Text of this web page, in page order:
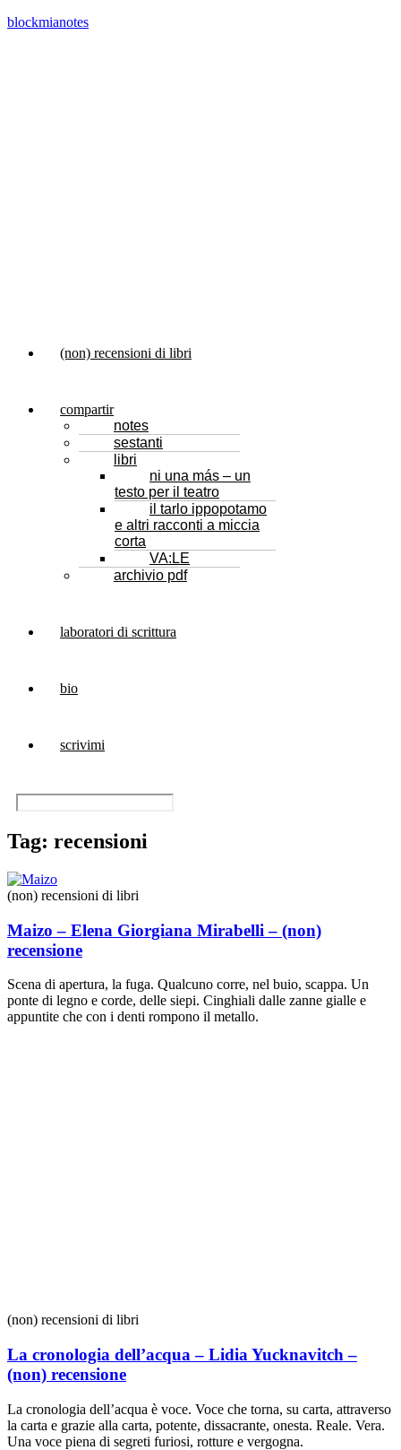
blockmianotes
Menu (non) recensioni di libri
compartir
notes
sestanti
libri
ni una más – un
testo per il teatro
il tarlo ippopotamo
e altri racconti a miccia
corta
VA:LE
archivio pdf
laboratori di scrittura
bio
scrivimi
Tag: recensioni
(non) recensioni di libri
Maizo – Elena Giorgiana Mirabelli – (non)
recensione
Scena di apertura, la fuga. Qualcuno corre, nel buio, scappa. Un
ponte di legno e corde, delle siepi. Cinghiali dalle zanne gialle e
appuntite che con i denti rompono il metallo.
(non) recensioni di libri
La cronologia dell’acqua – Lidia Yucknavitch –
(non) recensione
La cronologia dell’acqua è voce. Voce che torna, su carta, attraverso
la carta e grazie alla carta, potente, dissacrante, onesta. Reale. Vera.
Una voce piena di segreti furiosi, rotture e vergogna.